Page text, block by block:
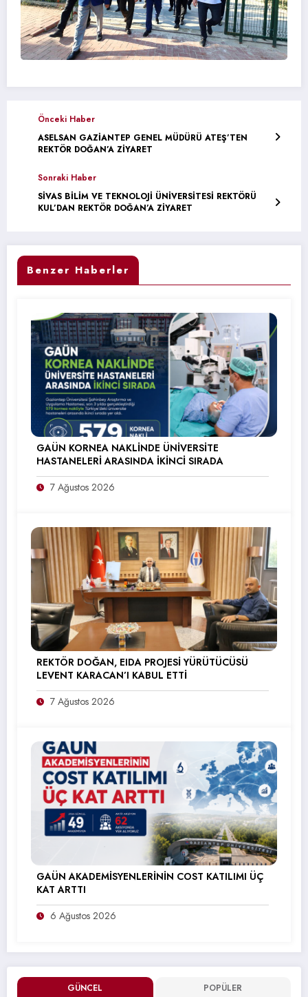
GÜNCEL POPÜLER
Önceki Haber
ASELSAN GAZİANTEP GENEL MÜDÜRÜ ATEŞ’TEN
REKTÖR DOĞAN’A ZİYARET
Sonraki Haber
SİVAS BİLİM VE TEKNOLOJİ ÜNİVERSİTESİ REKTÖRÜ
KUL’DAN REKTÖR DOĞAN’A ZİYARET
Benzer Haberler
GAÜN KORNEA NAKLİNDE ÜNİVERSİTE
HASTANELERİ ARASINDA İKİNCİ SIRADA
7 Ağustos 2026
REKTÖR DOĞAN, EIDA PROJESİ YÜRÜTÜCÜSÜ
LEVENT KARACAN’I KABUL ETTİ
7 Ağustos 2026
GAÜN AKADEMİSYENLERİNİN COST KATILIMI ÜÇ
KAT ARTTI
6 Ağustos 2026